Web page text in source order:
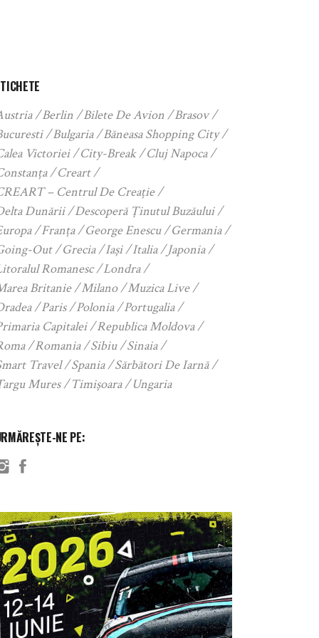
Berlin Bilete De Avion
Brasov
Bulgaria
Băneasa Shopping City
Victoriei
City-Break
Cluj Napoca
Creart
– Centrul De Creație
Dunării
Descoperă Ținutul Buzăului
Franța George Enescu
Germania
Out
Grecia Iași Italia
Japonia
Romanesc
Londra
Britanie
Milano
Muzica Live
Paris Polonia
Portugalia
Capitalei
Republica Moldova
Romania Sibiu
Sinaia
Travel
Spania
Sărbători De Iarnă
Mures
Timișoara Ungaria
NE PE: